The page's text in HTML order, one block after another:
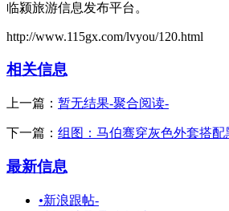
临颍旅游信息发布平台。
http://www.115gx.com/lvyou/120.html
相关信息
上一篇： 暂无结果-聚合阅读-
下一篇： 组图：马伯骞穿灰色外套搭
最新信息
•新浪跟帖-